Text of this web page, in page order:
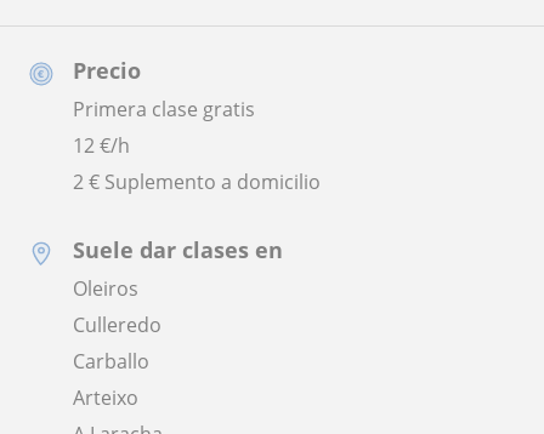
Precio
Primera clase gratis
12€/h
2 € Suplemento a domicilio
Suele dar clases en
Oleiros
Culleredo
Carballo
Arteixo